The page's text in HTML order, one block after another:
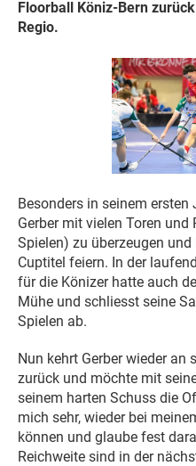
Floorball Köniz-Bern
Regio.
Besonders in seinem
Gerber mit vielen Toren
Spielen) zu überzeugen
Cuptitel feiern. In der
für die Könizer hatte auch
Mühe und schliesst seine
Spielen ab.
Nun kehrt Gerber wieder an
zurück und möchte mit
seinem harten Schuss die
mich sehr, wieder bei
können und glaube fest
Reichweite sind in der